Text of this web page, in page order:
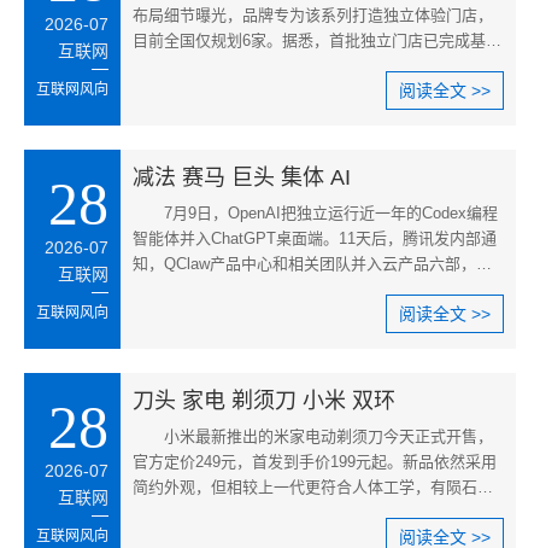
2026-07
互联网
互联网风向
布局细节曝光，品牌专为该系列打造独立体验门店，
目前全国仅规划6家。据悉，首批独立门店已完成基础
阅读全文 >>
28
2026-07
互联网
互联网风向
减法 赛马 巨头 集体 AI
​7月9日，OpenAI把独立运行近一年的Codex编程
智能体并入ChatGPT桌面端。11天后，腾讯发内部通
知，QClaw产品中心和相关团队并入云产品六部，与
阅读全文 >>
28
2026-07
互联网
互联网风向
刀头 家电 剃须刀 小米 双环
小米最新推出的米家电动剃须刀今天正式开售，
官方定价249元，首发到手价199元起。新品依然采用
简约外观，但相较上一代更符合人体工学，有陨石
阅读全文 >>